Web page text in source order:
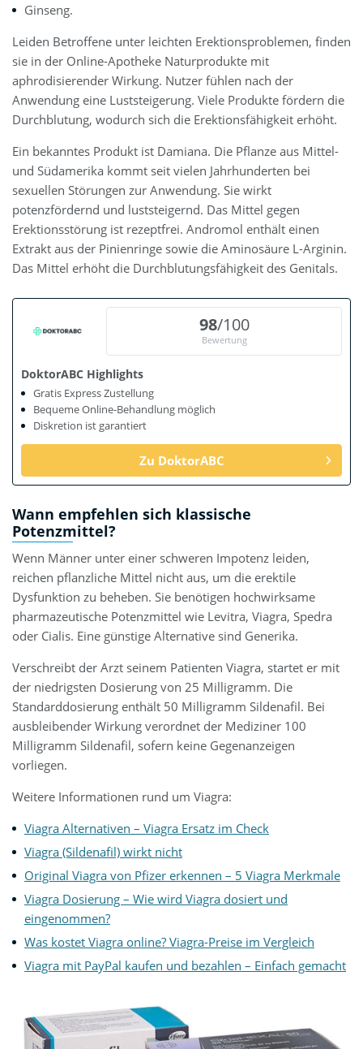
Ginseng.
Leiden Betroffene unter leichten Erektionsproblemen, finden
sie in der Online-Apotheke Naturprodukte mit
aphrodisierender Wirkung. Nutzer fühlen nach der
Anwendung eine Luststeigerung. Viele Produkte fördern die
Durchblutung, wodurch sich die Erektionsfähigkeit erhöht.
Ein bekanntes Produkt ist Damiana. Die Pflanze aus Mittel-
und Südamerika kommt seit vielen Jahrhunderten bei
sexuellen Störungen zur Anwendung. Sie wirkt
potenzfördernd und luststeigernd. Das Mittel gegen
Erektionsstörung ist rezeptfrei. Andromol enthält einen
Extrakt aus der Pinienringe sowie die Aminosäure L-Arginin.
Das Mittel erhöht die Durchblutungsfähigkeit des Genitals.
98/100
Bewertung
DoktorABC Highlights
Gratis Express Zustellung
Bequeme Online-Behandlung möglich
Diskretion ist garantiert
Zu DoktorABC
Wann empfehlen sich klassische
Potenzmittel?
Wenn Männer unter einer schweren Impotenz leiden,
reichen pflanzliche Mittel nicht aus, um die erektile
Dysfunktion zu beheben. Sie benötigen hochwirksame
pharmazeutische Potenzmittel wie Levitra, Viagra, Spedra
oder Cialis. Eine günstige Alternative sind Generika.
Verschreibt der Arzt seinem Patienten Viagra, startet er mit
der niedrigsten Dosierung von 25 Milligramm. Die
Standarddosierung enthält 50 Milligramm Sildenafil. Bei
ausbleibender Wirkung verordnet der Mediziner 100
Milligramm Sildenafil, sofern keine Gegenanzeigen
vorliegen.
Weitere Informationen rund um Viagra:
Viagra Alternativen – Viagra Ersatz im Check
Viagra (Sildenafil) wirkt nicht
Original Viagra von Pfizer erkennen – 5 Viagra Merkmale
Viagra Dosierung – Wie wird Viagra dosiert und
eingenommen?
Was kostet Viagra online? Viagra-Preise im Vergleich
Viagra mit PayPal kaufen und bezahlen – Einfach gemacht